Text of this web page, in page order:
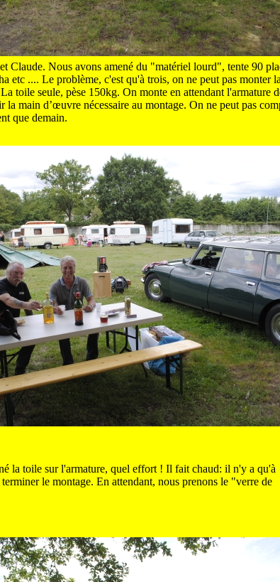
Claude. Nous avons amené du "matériel lourd", tente 90
etc .... Le problème, c'est qu'à trois, on ne peut pas monter
toile seule, pèse 150kg. On monte en attendant l'armature
la main d’œuvre nécessaire au montage. On ne peut pas
que demain.
la toile sur l'armature, quel effort ! Il fait chaud: il n'y a qu'à
le montage. En attendant, nous prenons le "verre de